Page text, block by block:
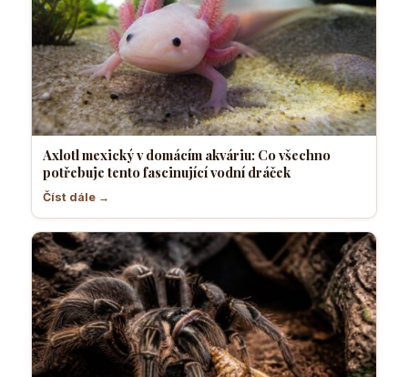
Axlotl mexický v domácím akváriu: Co všechno
potřebuje tento fascinující vodní dráček
Číst dále →